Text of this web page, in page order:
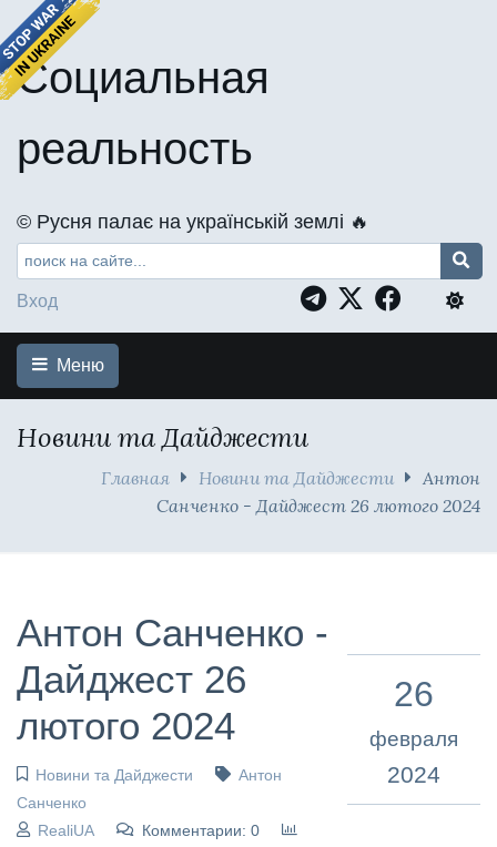
Социальная
реальность
©️ Русня палає на українській землі 🔥
Вход
Меню
Новини та Дайджести
Главная Новини та Дайджести
Антон
Санченко - Дайджест 26 лютого 2024
Антон Санченко -
Дайджест 26
лютого 2024
Новини та Дайджести
Антон
Санченко
RealiUA
Комментарии: 0
26
февраля
2024